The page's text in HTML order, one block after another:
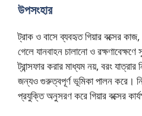
উপসংহার
ট্রাক ও বাসে ব্যবহৃত গিয়ার বক্সের
গেলে যানবাহন চালানো ও
ট্রান্সফার করার মাধ্যম নয়, বরং যাত্রার
জন্যও গুরুত্বপূর্ণ ভূমিকা পালন করে।
প্রযুক্তি অনুসরণ করে গিয়ার বক্সের